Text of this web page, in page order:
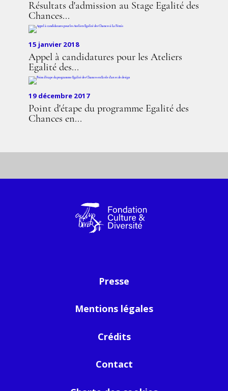
Résultats d'admission au Stage Egalité des
Chances...
15 janvier 2018
Appel à candidatures pour les Ateliers
Egalité des...
19 décembre 2017
Point d'étape du programme Egalité des
Chances en...
Presse
Mentions légales
Crédits
Contact